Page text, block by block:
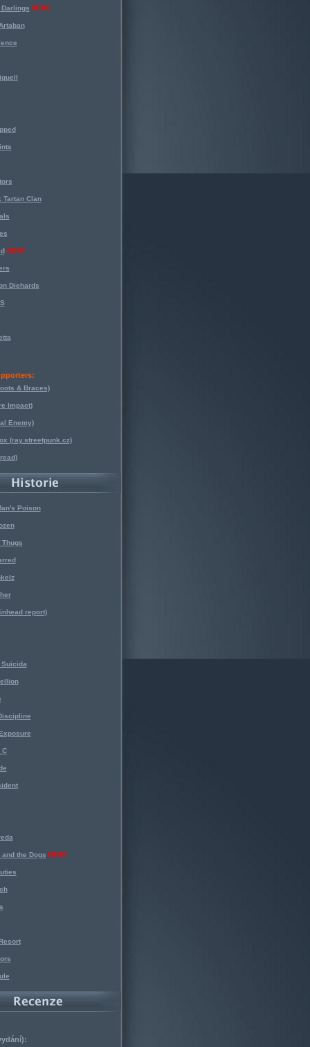
NEW!
Tartan Clan
NEW!
Diehards
& Braces)
Impact)
Enemy)
(ray.streetpunk.cz)
Poison
Thugs
report)
Suicida
C
the Dogs NEW!